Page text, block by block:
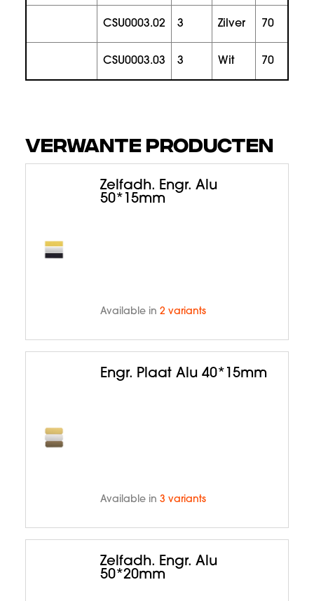
CSU0003.02 3 zilver 70
CSU0003.03 3 wit 70
VERWANTE PRODUCTEN
Zelfadh. Engr. Alu
50*15mm
Available in 2 variants
Engr. Plaat Alu 40*15mm
Available in 3 variants
Zelfadh. Engr. Alu
50*20mm